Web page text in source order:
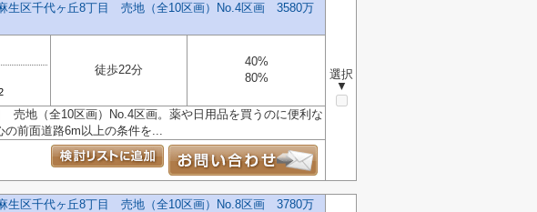
麻生区千代ヶ丘8丁目 売地（全10区画）No.4区画 3580万
選択
▼
徒歩22分
40%
80%
地（全10区画）No.4区画。薬や日用品を買うのに便利な
の前面道路6m以上の条件を...
麻生区千代ヶ丘8丁目 売地（全10区画）No.8区画 3780万